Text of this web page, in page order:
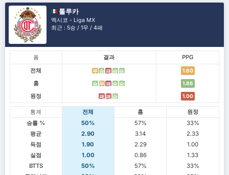
톨루카
멕시코 - Liga MX
최근 : 5승 / 1무 / 4패
폼 결과
PPG
전체
무 승 패 승 승 1.60
홈 승 무 패 승 승 1.86
원정 패 패 승 1.00
통계 전체 홈
원정
승률 %
50% 57%
33%
평균
2.90 3.14
2.33
득점
1.90 2.29
1.00
실점
1.00 0.86
1.33
BTTS
50% 57%
33%